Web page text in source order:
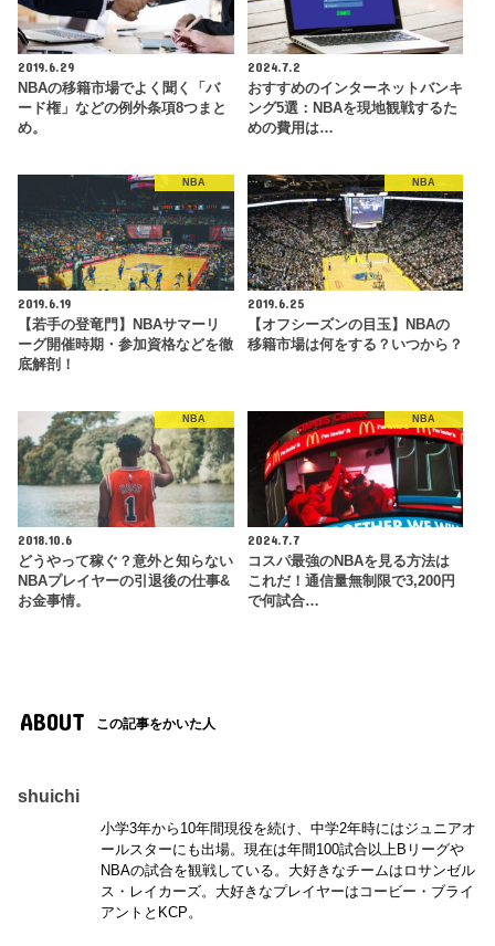
2019.6.29
NBAの移籍市場でよく聞く「バ
ード権」などの例外条項8つまと
め。
2024.7.2
おすすめのインターネットバンキ
ング5選：NBAを現地観戦するた
めの費用は…
NBA
2019.6.19
【若手の登竜門】NBAサマーリ
ーグ開催時期・参加資格などを徹
底解剖！
NBA
2019.6.25
【オフシーズンの目玉】NBAの
移籍市場は何をする？いつから？
NBA
2018.10.6
どうやって稼ぐ？意外と知らない
NBAプレイヤーの引退後の仕事&
お金事情。
NBA
2024.7.7
コスパ最強のNBAを見る方法は
これだ！通信量無制限で3,200円
で何試合…
ABOUT この記事をかいた人
shuichi
小学3年から10年間現役を続け、中学2年時にはジュニアオ
ールスターにも出場。現在は年間100試合以上Bリーグや
NBAの試合を観戦している。大好きなチームはロサンゼル
ス・レイカーズ。大好きなプレイヤーはコービー・ブライ
アントとKCP。